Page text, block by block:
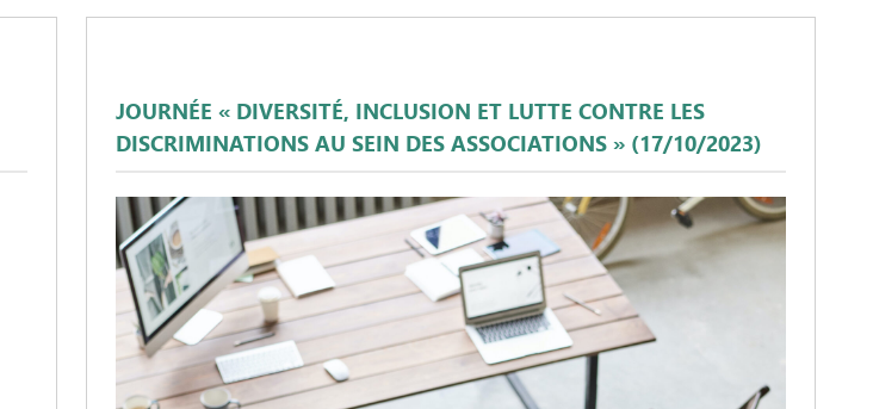
JOURNÉE « DIVERSITÉ, INCLUSION ET LUTTE CONTRE LES
DISCRIMINATIONS AU SEIN DES ASSOCIATIONS » (17/10/2023)